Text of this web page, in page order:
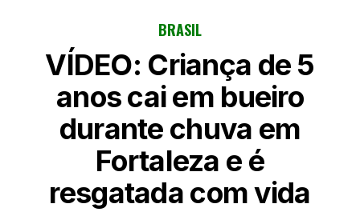
BRASIL
VÍDEO: Criança de 5
anos cai em bueiro
durante chuva em
Fortaleza e é
resgatada com vida